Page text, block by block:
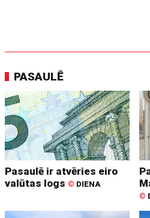
PASAULĒ
Pasaulē ir atvēries eiro
valūtas logs © DIENA
©